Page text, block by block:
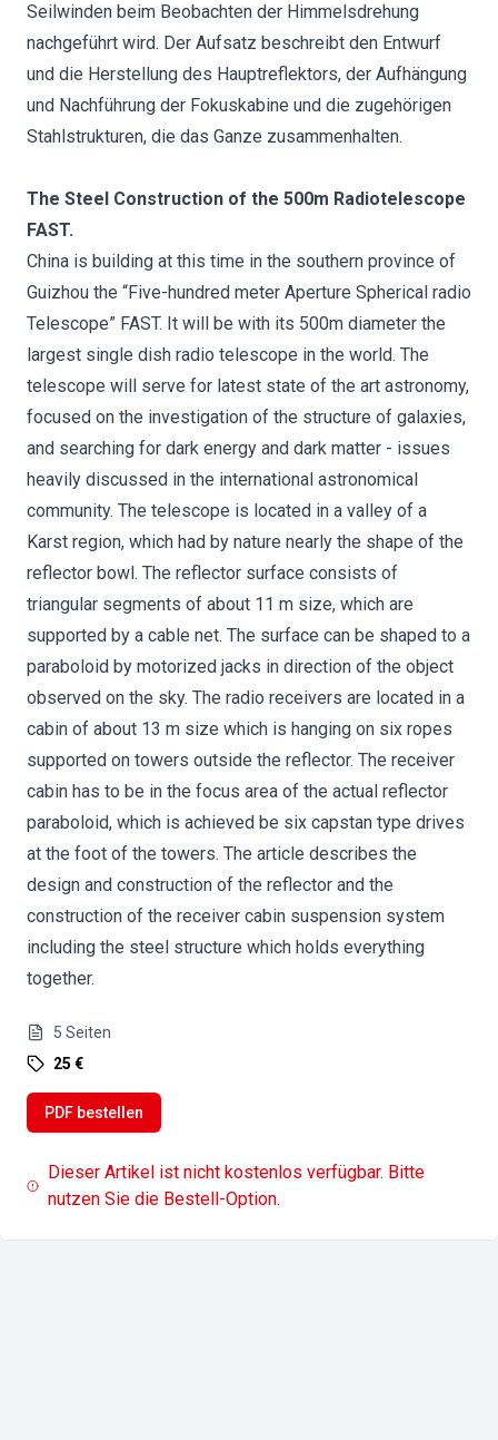
Seilwinden beim Beobachten der Himmelsdrehung
nachgeführt wird. Der Aufsatz beschreibt den Entwurf
und die Herstellung des Hauptreflektors, der Aufhängung
und Nachführung der Fokuskabine und die zugehörigen
Stahlstrukturen, die das Ganze zusammenhalten.
The Steel Construction of the 500m Radiotelescope
FAST.
China is building at this time in the southern province of
Guizhou the “Five-hundred meter Aperture Spherical radio
Telescope” FAST. It will be with its 500m diameter the
largest single dish radio telescope in the world. The
telescope will serve for latest state of the art astronomy,
focused on the investigation of the structure of galaxies,
and searching for dark energy and dark matter - issues
heavily discussed in the international astronomical
community. The telescope is located in a valley of a
Karst region, which had by nature nearly the shape of the
reflector bowl. The reflector surface consists of
triangular segments of about 11 m size, which are
supported by a cable net. The surface can be shaped to a
paraboloid by motorized jacks in direction of the object
observed on the sky. The radio receivers are located in a
cabin of about 13 m size which is hanging on six ropes
supported on towers outside the reflector. The receiver
cabin has to be in the focus area of the actual reflector
paraboloid, which is achieved be six capstan type drives
at the foot of the towers. The article describes the
design and construction of the reflector and the
construction of the receiver cabin suspension system
including the steel structure which holds everything
together.
5 Seiten
25 €
PDF bestellen
Dieser Artikel ist nicht kostenlos verfügbar. Bitte
nutzen Sie die Bestell-Option.